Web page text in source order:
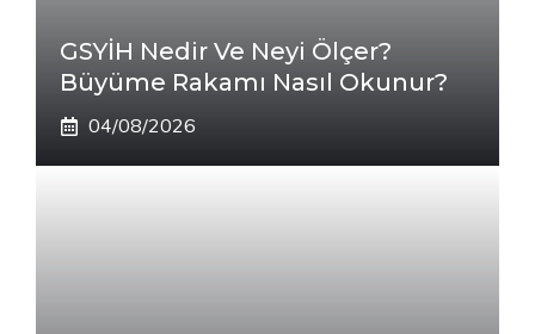
GSYİH Nedir Ve Neyi Ölçer?
Büyüme Rakamı Nasıl Okunur?
04/08/2026